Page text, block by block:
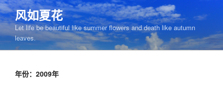
跳
至
容
风如夏花
Let life be beautiful like summer flowers and death like autumn
leaves.
年份：2009年